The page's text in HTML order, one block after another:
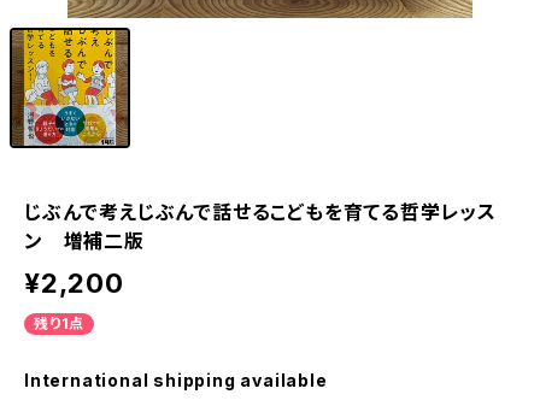
じぶんで考えじぶんで話せるこどもを育てる哲学レッス
ン 増補二版
¥2,200
残り1点
International shipping available